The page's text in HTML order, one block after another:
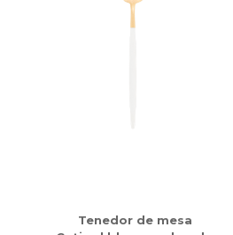
Tenedor de mesa